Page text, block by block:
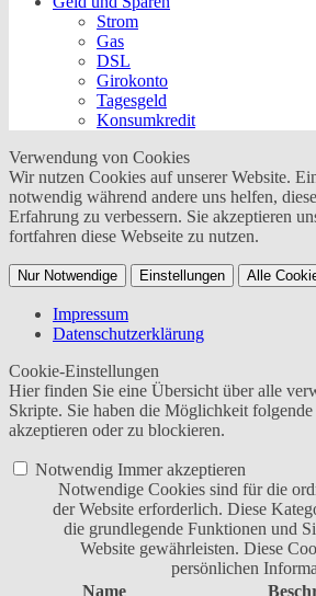
Strom
Gas
DSL
Girokonto
Tagesgeld
Konsumkredit
Verwendung von Cookies
Wir nutzen Cookies auf unserer Website.
notwendig während andere uns helfen,
Erfahrung zu verbessern. Sie akzeptieren
fortfahren diese Webseite zu nutzen.
Nur Notwendige Einstellungen Alle
Impressum
Datenschutzerklärung
Cookie-Einstellungen
Hier finden Sie eine Übersicht über alle
Skripte. Sie haben die Möglichkeit
akzeptieren oder zu blockieren.
Notwendig Immer akzeptieren
Notwendige Cookies sind für die
der Website erforderlich. Diese
die grundlegende Funktionen und
Website gewährleisten. Diese
persönlichen
Name